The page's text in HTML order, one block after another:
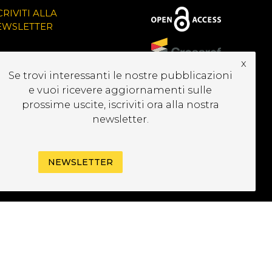
ALLA
Se trovi interessanti le nostre pubblicazioni
e vuoi ricevere aggiornamenti sulle
prossime uscite, iscriviti ora alla nostra
newsletter.
x
NEWSLETTER